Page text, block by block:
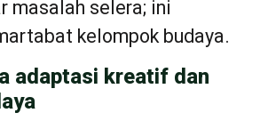
masalah selera; ini
kelompok budaya.
adaptasi kreatif dan